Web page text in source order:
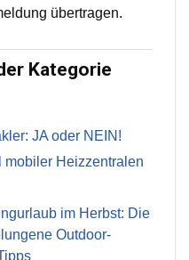
übertragen.
Kategorie
JA oder NEIN!
mobiler Heizzentralen
im Herbst: Die
Outdoor-